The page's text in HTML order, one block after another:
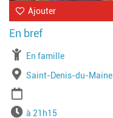
Ajouter
À partir de
En famille
Lieu
Saint-Denis-du-Maine
Horairesà 21h15